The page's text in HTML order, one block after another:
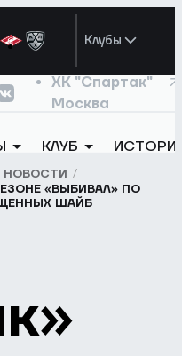
Клубы
ХК "Спартак"
Москва
КЛУБ
НОВОСТИ
«ВЫБИВАЛ» ПО
ШАЙБ